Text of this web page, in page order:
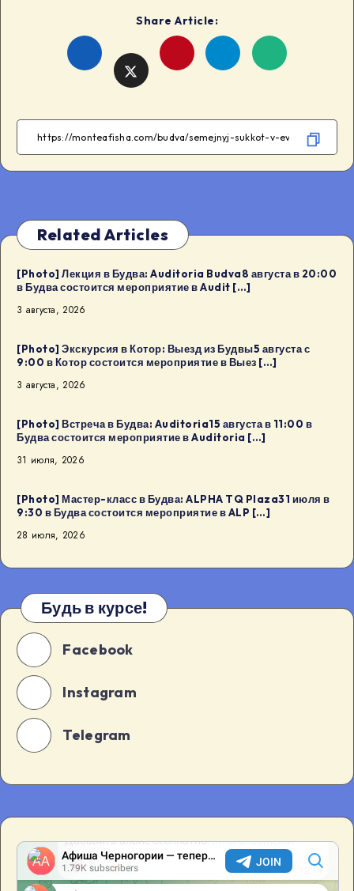
Share Article:
Share
Facebook
Share
Twitter
Share
Telegram
Share
WhatsApp
Related Articles
[Photo] Лекция в Будва: Auditoria Budva8 августа в 20:00
в Будва состоится мероприятие в Audit […]
3 августа, 2026
[Photo] Экскурсия в Котор: Выезд из Будвы5 августа с
9:00 в Котор состоится мероприятие в Выез […]
3 августа, 2026
[Photo] Встреча в Будва: Auditoria15 августа в 11:00 в
Будва состоится мероприятие в Auditoria […]
31 июля, 2026
[Photo] Мастер-класс в Будва: ALPHA TQ Plaza31 июля в
9:30 в Будва состоится мероприятие в ALP […]
28 июля, 2026
Будь в курсе!
Facebook
Instagram
Telegram